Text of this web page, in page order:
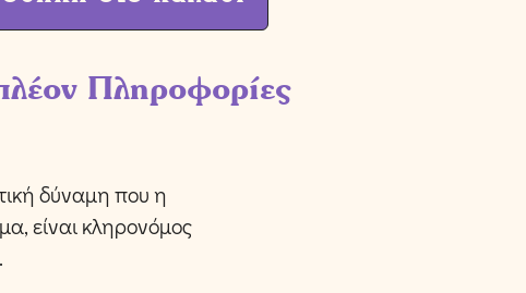
Πληροφορίες
δύναμη που η
είναι κληρονόμος